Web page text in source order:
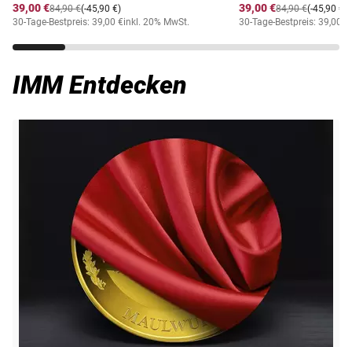
39,00 €
(-45,90 €)
84,90 €
30-Tage-Bestpreis: 39,00 €inkl. 20% MwSt.
39,00 €
(-45,90 €)
84,90 €
30-Tage-Bestpreis: 39,00 €
IMM Entdecken